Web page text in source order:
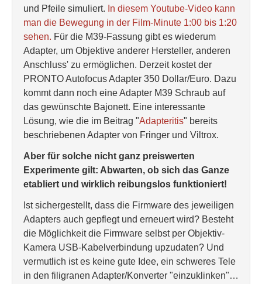
und Pfeile simuliert. In diesem Youtube-Video kann
man die Bewegung in der Film-Minute 1:00 bis 1:20
sehen. Für die M39-Fassung gibt es wiederum
Adapter, um Objektive anderer Hersteller, anderen
Anschluss' zu ermöglichen. Derzeit kostet der
PRONTO Autofocus Adapter 350 Dollar/Euro. Dazu
kommt dann noch eine Adapter M39 Schraub auf
das gewünschte Bajonett. Eine interessante
Lösung, wie die im Beitrag "Adapteritis" bereits
beschriebenen Adapter von Fringer und Viltrox.
Aber für solche nicht ganz preiswerten
Experimente gilt: Abwarten, ob sich das Ganze
etabliert und wirklich reibungslos funktioniert!
Ist sichergestellt, dass die Firmware des jeweiligen
Adapters auch gepflegt und erneuert wird? Besteht
die Möglichkeit die Firmware selbst per Objektiv-
Kamera USB-Kabelverbindung upzudaten? Und
vermutlich ist es keine gute Idee, ein schweres Tele
in den filigranen Adapter/Konverter "einzuklinken"…